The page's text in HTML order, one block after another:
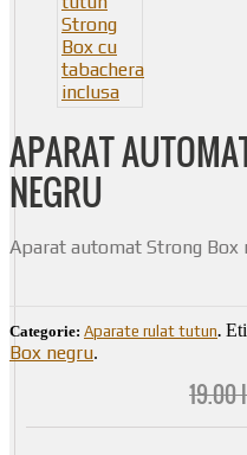
APARAT
NEGRU
Aparat automat Strong Box
Categorie: Aparate rulat tutun.
Box negru.
19.00